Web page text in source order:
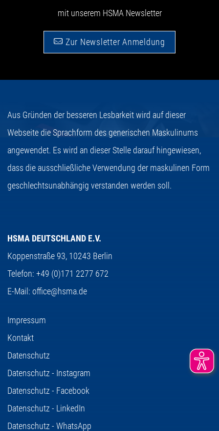
mit unserem HSMA Newsletter
Zur Newsletter Anmeldung
Aus Gründen der besseren Lesbarkeit wird auf dieser
Webseite die Sprachform des generischen Maskulinums
angewendet. Es wird an dieser Stelle darauf hingewiesen,
dass die ausschließliche Verwendung der maskulinen Form
geschlechtsunabhängig verstanden werden soll.
HSMA DEUTSCHLAND E.V.
Koppenstraße 93, 10243 Berlin
Telefon: +49 (0)171 2277 672
E-Mail: office@hsma.de
Impressum
Kontakt
Datenschutz
Datenschutz - Instagram
Datenschutz - Facebook
Datenschutz - LinkedIn
Datenschutz - WhatsApp